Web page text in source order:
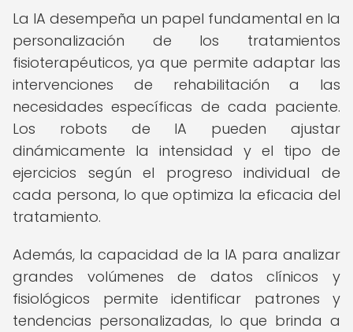
La IA desempeña un papel fundamental en la
personalización de los tratamientos
fisioterapéuticos, ya que permite adaptar las
intervenciones de rehabilitación a las
necesidades específicas de cada paciente.
Los robots de IA pueden ajustar
dinámicamente la intensidad y el tipo de
ejercicios según el progreso individual de
cada persona, lo que optimiza la eficacia del
tratamiento.
Además, la capacidad de la IA para analizar
grandes volúmenes de datos clínicos y
fisiológicos permite identificar patrones y
tendencias personalizadas, lo que brinda a